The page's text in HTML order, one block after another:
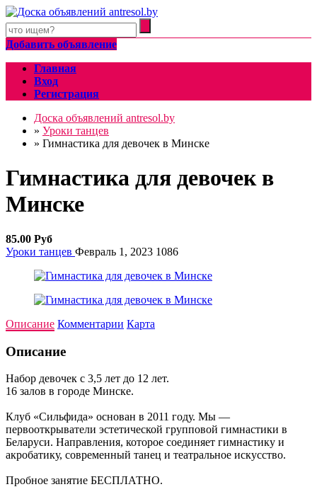
Добавить объявление
Главная
Вход
Регистрация
Доска объявлений antresol.by
» Уроки танцев
» Гимнастика для девочек в Минске
Гимнастика для девочек в
Минске
85.00 Руб
Уроки танцев Февраль 1, 2023 1086
Описание Комментарии Карта
Описание
Набор девочек с 3,5 лет до 12 лет.
16 залов в городе Минске.
Клуб «Сильфида» основан в 2011 году. Мы —
первооткрыватели эстетической групповой гимнастики в
Беларуси. Направления, которое соединяет гимнастику и
акробатику, современный танец и театральное искусство.
Пробное занятие БЕСПЛАТНО.